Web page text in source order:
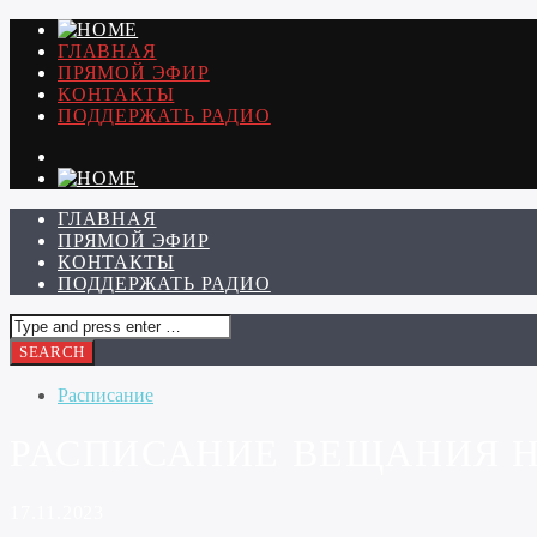
ГЛАВНАЯ
ПРЯМОЙ ЭФИР
КОНТАКТЫ
ПОДДЕРЖАТЬ РАДИО
ГЛАВНАЯ
ПРЯМОЙ ЭФИР
КОНТАКТЫ
ПОДДЕРЖАТЬ РАДИО
Расписание